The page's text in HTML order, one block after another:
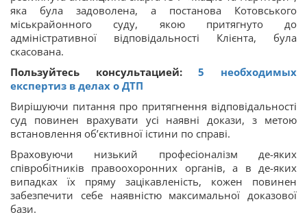
яка була задоволена, а постанова Котовського
міськрайонного суду, якою притягнуто до
адміністративної відповідальності Клієнта, була
скасована.
Пользуйтесь консультацией:5 необходимых
експертиз в делах о ДТП
Вирішуючи питання про притягнення відповідальності
суд повинен врахувати усі наявні докази, з метою
встановлення об’єктивної істини по справі.
Враховуючи низький професіоналізм де-яких
співробітників правоохоронних органів, а в де-яких
випадках їх пряму зацікавленість, кожен повинен
забезпечити себе наявністю максимальної доказової
бази.